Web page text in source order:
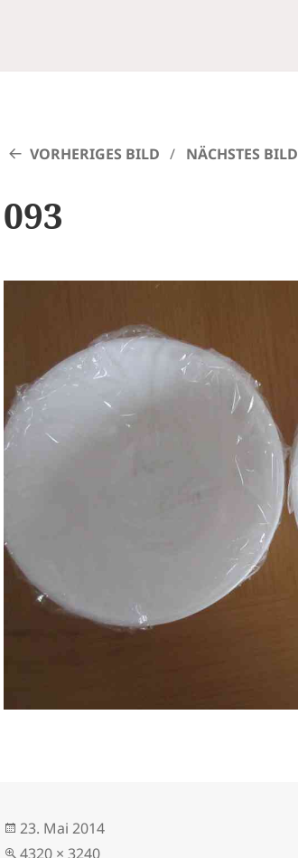
VORHERIGES BILD NÄCHSTES BILD
093
Veröffentlicht
am
23. Mai 2014
Volle
4320 × 3240